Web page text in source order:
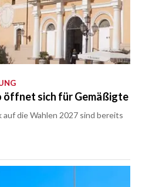
öffnet sich für Gemäßigte
auf die Wahlen 2027 sind bereits